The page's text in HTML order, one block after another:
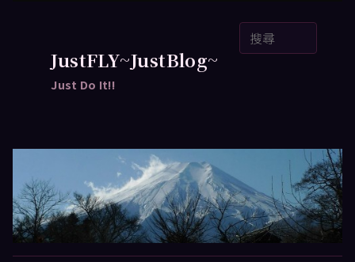
JustFLY~JustBlog~
Just Do It!!